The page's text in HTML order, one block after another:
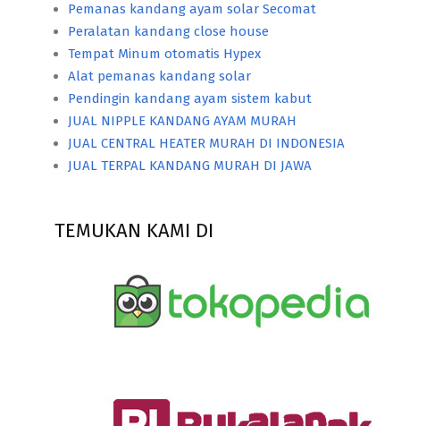
Pemanas kandang ayam solar Secomat
Peralatan kandang close house
Tempat Minum otomatis Hypex
Alat pemanas kandang solar
Pendingin kandang ayam sistem kabut
JUAL NIPPLE KANDANG AYAM MURAH
JUAL CENTRAL HEATER MURAH DI INDONESIA
JUAL TERPAL KANDANG MURAH DI JAWA
TEMUKAN KAMI DI